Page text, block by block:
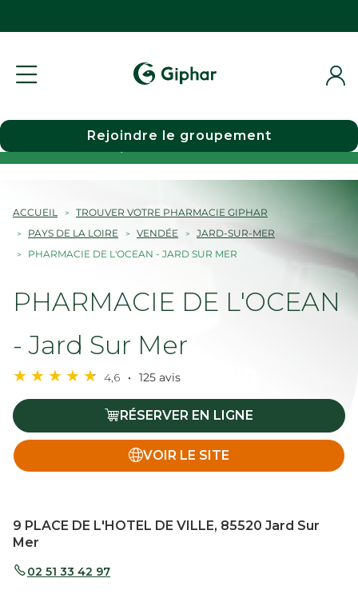
Choisir une pharmacie
Rejoindre le groupement
ACCUEIL
TROUVER VOTRE PHARMACIE GIPHAR
PAYS DE LA LOIRE
VENDÉE
JARD-SUR-MER
PHARMACIE DE L'OCEAN - JARD SUR MER
PHARMACIE DE L'OCEAN
- Jard Sur Mer
4,6 125 avis
RÉSERVER EN LIGNE
VOIR LE SITE
9 PLACE DE L'HOTEL DE VILLE, 85520 Jard Sur
Mer
02 51 33 42 97